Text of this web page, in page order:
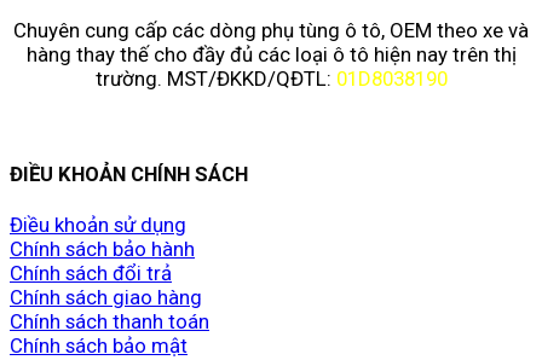
Chuyên cung cấp các dòng phụ tùng ô tô, OEM theo xe và
hàng thay thế cho đầy đủ các loại ô tô hiện nay trên thị
trường. MST/ĐKKD/QĐTL: 01D8038190
ĐIỀU KHOẢN CHÍNH SÁCH
Điều khoản sử dụng
Chính sách bảo hành
Chính sách đổi trả
Chính sách giao hàng
Chính sách thanh toán
Chính sách bảo mật